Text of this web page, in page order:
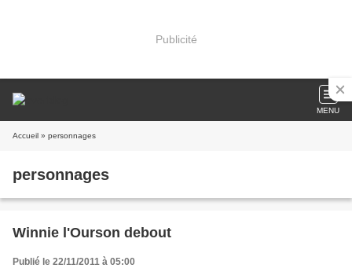
Publicité
MENU
Accueil » personnages
personnages
Winnie l'Ourson debout
Publié le 22/11/2011 à 05:00